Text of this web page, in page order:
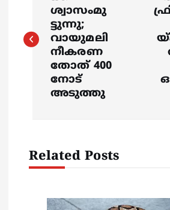
s
v
ശ്വാസംമു
ട്ടുന്നു;
വായുമലി
നീകരണ
തോത് 400
നോട്
അടുത്തു
Related Posts